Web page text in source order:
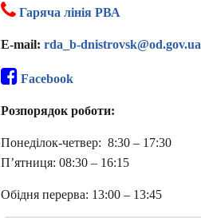
Гаряча лінія РВА
E-mail: rda_b-dnistrovsk@od.gov.ua
Facebook
Розпорядок роботи:
Понеділок-четвер: 8:30 – 17:30
П’ятниця: 08:30 – 16:15
Обідня перерва: 13:00 – 13:45